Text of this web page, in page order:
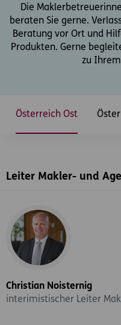
Die
beraten Sie gerne.
Beratung vor Ort und
Produkten. Gerne
zu
Österreich Ost
Leiter Makler- und
Christian Noisternig
interimistischer Leiter